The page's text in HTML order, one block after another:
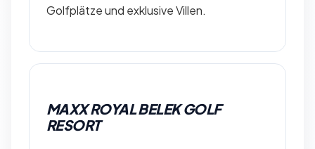
Golfplätze und exklusive Villen.
MAXX ROYAL BELEK GOLF
RESORT